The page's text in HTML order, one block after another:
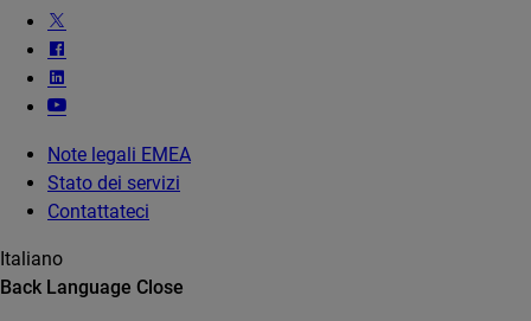
Note legali EMEA
Stato dei servizi
Contattateci
Italiano
Back Language Close